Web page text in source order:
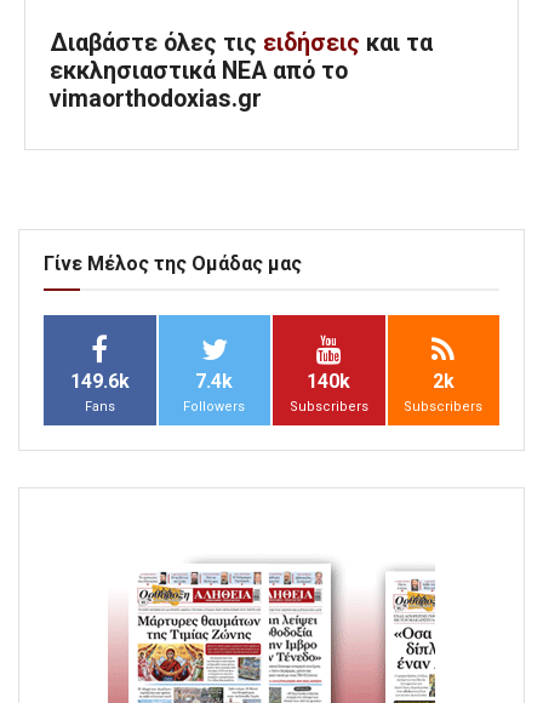
Διαβάστε όλες τις ειδήσεις και τα
εκκλησιαστικά ΝΕΑ από το
vimaorthodoxias.gr
Γίνε Μέλος της Ομάδας μας
149.6k
Fans
7.4k
Followers
140k
Subscribers
2k
Subscribers